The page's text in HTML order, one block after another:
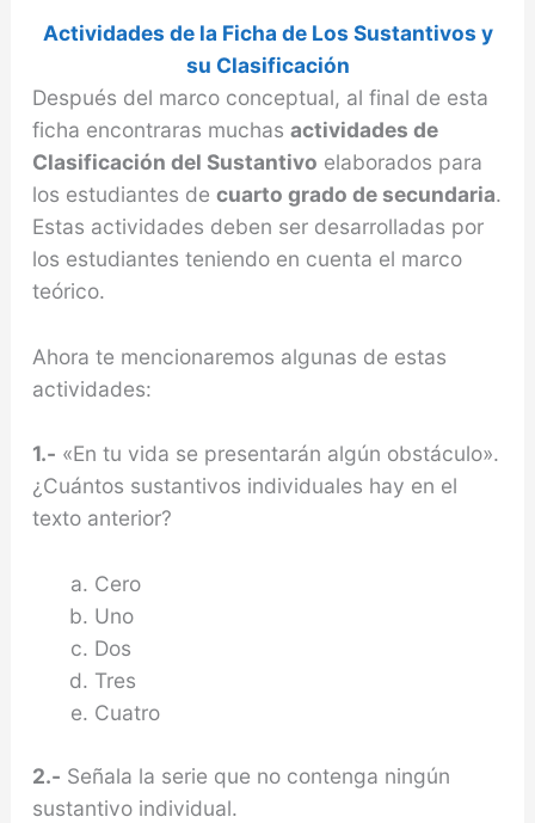
Actividades de la Ficha de Los Sustantivos y
su Clasificación
Después del marco conceptual, al final de esta
ficha encontraras muchas actividades de
Clasificación del Sustantivo elaborados para
los estudiantes de cuarto grado de secundaria.
Estas actividades deben ser desarrolladas por
los estudiantes teniendo en cuenta el marco
teórico.
Ahora te mencionaremos algunas de estas
actividades:
1.- «En tu vida se presentarán algún obstáculo».
¿Cuántos sustantivos individuales hay en el
texto anterior?
Cero
Uno
Dos
Tres
Cuatro
2.- Señala la serie que no contenga ningún
sustantivo individual.